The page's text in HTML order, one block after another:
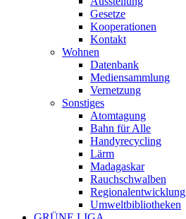
Gesetze
Kooperationen
Kontakt
Wohnen
Datenbank
Mediensammlung
Vernetzung
Sonstiges
Atomtagung
Bahn für Alle
Handyrecycling
Lärm
Madagaskar
Rauchschwalben
Regionalentwicklung
Umweltbibliotheken